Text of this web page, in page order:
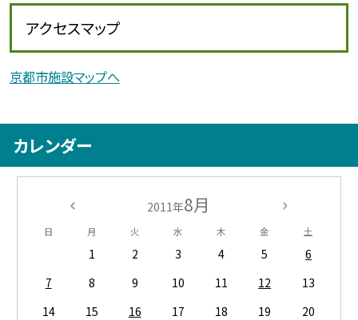
アクセスマップ
京都市施設マップへ
カレンダー
2011年8月
日 月 火 水 木 金 土
1 2 3 4 5
6
7
8 9 10 11 12
13
14
15 16 17 18 19
20